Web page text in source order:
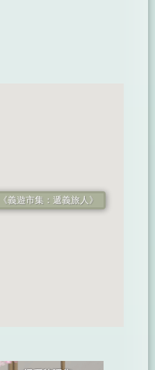
義遊市集：遞義旅人》